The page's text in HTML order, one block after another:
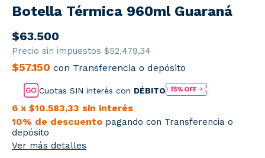
Botella Térmica 960ml Guaraná
$63.500
Precio sin impuestos $52.479,34
$57.150 con Transferencia o depósito
Cuotas SIN interés con DÉBITO
6 x $10.583,33 sin interés
10% de descuento pagando con Transferencia o
depósito
Ver más detalles